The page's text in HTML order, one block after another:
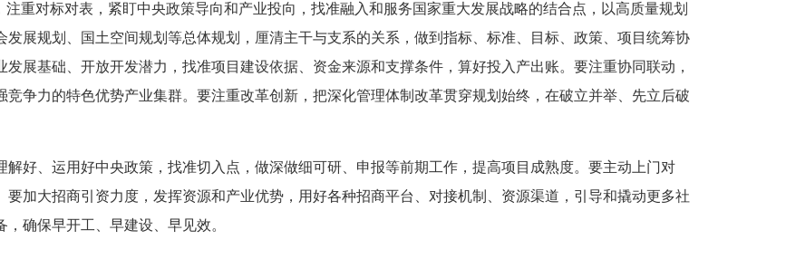
对标对表，紧盯中央政策导向和产业投向，找准融入和服务国家重大发展战略的结合点，以高质量规划
展规划、国土空间规划等总体规划，厘清主干与支系的关系，做到指标、标准、目标、政策、项目统筹协
展基础、开放开发潜力，找准项目建设依据、资金来源和支撑条件，算好投入产出账。要注重协同联动，
争力的特色优势产业集群。要注重改革创新，把深化管理体制改革贯穿规划始终，在破立并举、先立后破
、运用好中央政策，找准切入点，做深做细可研、申报等前期工作，提高项目成熟度。要主动上门对
加大招商引资力度，发挥资源和产业优势，用好各种招商平台、对接机制、资源渠道，引导和撬动更多社
确保早开工、早建设、早见效。